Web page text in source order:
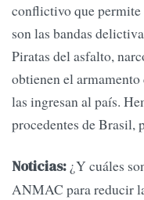
conflictivo que
son las bandas
Piratas del asfalto,
obtienen el armamento
las ingresan al país.
procedentes de Brasil,
Noticias: ¿Y cuáles
ANMAC para reducir